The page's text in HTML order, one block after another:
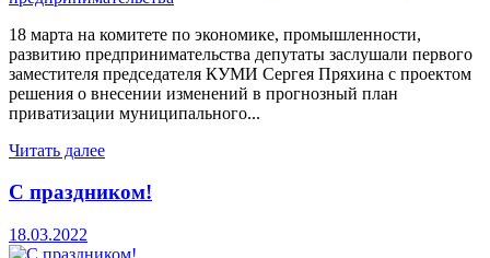
18 марта на комитете по экономике, промышленности,
развитию предпринимательства депутаты заслушали первого
заместителя председателя КУМИ Сергея Пряхина с проектом
решения о внесении изменений в прогнозный план
приватизации муниципального...
Читать далее
С праздником!
18.03.2022